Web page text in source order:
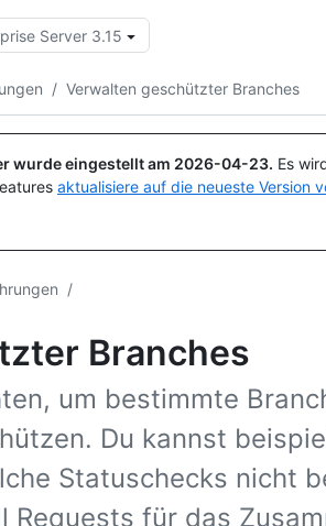
Server 3.15
/ Verwalten geschützter Branches
wurde eingestellt am 2026-04-23. Es
aktualisiere auf die neueste Version
/
Branches
um bestimmte
Du kannst
Statuschecks nicht
Requests für das